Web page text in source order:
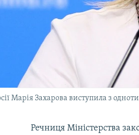
Марія Захарова виступила з
Речниця Міністерства